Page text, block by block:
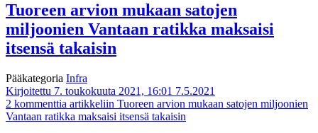
Tuoreen arvion mukaan satojen
miljoonien Vantaan ratikka maksaisi
itsensä takaisin
Pääkategoria Infra
Kirjoitettu 7. toukokuuta 2021, 16:01 7.5.2021
2 kommenttia artikkeliin Tuoreen arvion mukaan satojen miljoonien
Vantaan ratikka maksaisi itsensä takaisin